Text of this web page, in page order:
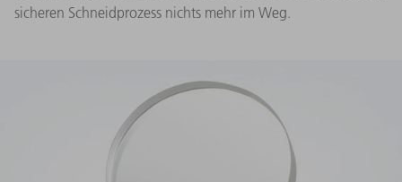
sicheren Schneidprozess nichts mehr im Weg.